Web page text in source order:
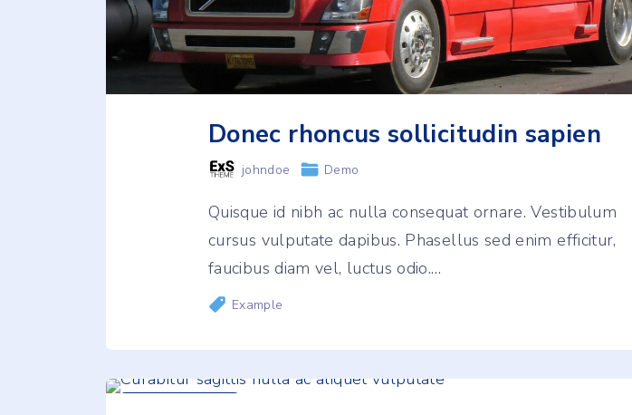
Donec rhoncus sollicitudin sapien
johndoe Demo
Quisque id nibh ac nulla consequat ornare. Vestibulum
cursus vulputate dapibus. Phasellus sed enim efficitur,
faucibus diam vel, luctus odio.…
Example